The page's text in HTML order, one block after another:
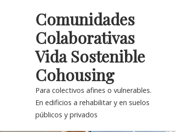
Comunidades
Colaborativas
Vida Sostenible
Cohousing
Para colectivos afines o vulnerables.
En edificios a rehabilitar y en suelos
públicos y privados